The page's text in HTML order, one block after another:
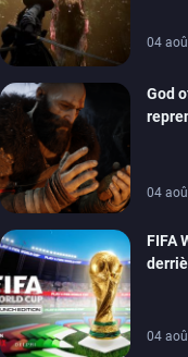
04
God
04
FIFA
04